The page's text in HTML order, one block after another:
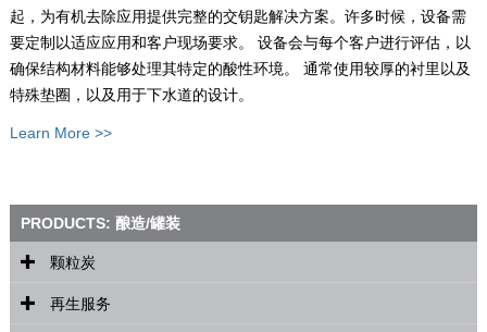
起，为有机去除应用提供完整的交钥匙解决方案。许多时候，设备需
要定制以适应应用和客户现场要求。 设备会与每个客户进行评估，以
确保结构材料能够处理其特定的酸性环境。 通常使用较厚的衬里以及
特殊垫圈，以及用于下水道的设计。
Learn More >>
PRODUCTS: 酿造/罐装
颗粒炭
BPL
再生服务